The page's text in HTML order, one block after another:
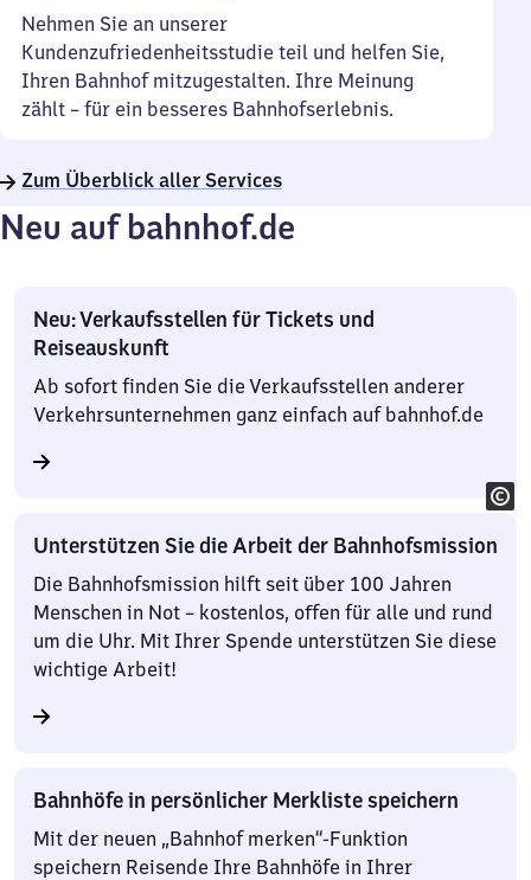
Nehmen Sie an unserer
Kundenzufriedenheitsstudie teil und helfen Sie,
Ihren Bahnhof mitzugestalten. Ihre Meinung
zählt – für ein besseres Bahnhofserlebnis.
Zum Überblick aller Services
Neu auf bahnhof.de
Neu: Verkaufsstellen für Tickets und
Reiseauskunft
Ab sofort finden Sie die Verkaufsstellen anderer
Verkehrsunternehmen ganz einfach auf bahnhof.de
Unterstützen Sie die Arbeit der Bahnhofsmission
Die Bahnhofsmission hilft seit über 100 Jahren
Menschen in Not – kostenlos, offen für alle und rund
um die Uhr. Mit Ihrer Spende unterstützen Sie diese
wichtige Arbeit!
Bahnhöfe in persönlicher Merkliste speichern
Mit der neuen „Bahnhof merken“-Funktion
speichern Reisende Ihre Bahnhöfe in Ihrer